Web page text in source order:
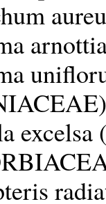
)
excelsa